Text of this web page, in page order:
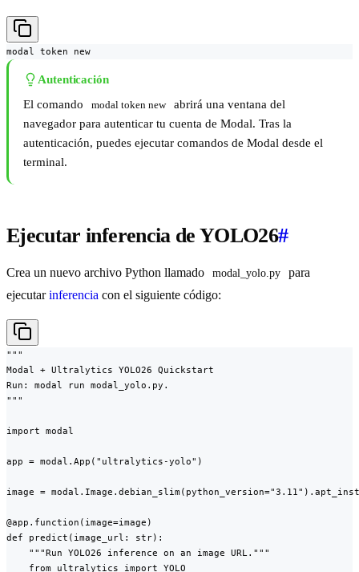
modal token new
Autenticación
El comando
modal token new
abrirá una ventana del
navegador para autenticar tu cuenta de Modal. Tras la
autenticación, puedes ejecutar comandos de Modal desde el
terminal.
Ejecutar inferencia de YOLO26#
Crea un nuevo archivo Python llamado modal_yolo.py
para
ejecutarinferencia con el siguiente código:
"""
Modal + Ultralytics YOLO26 Quickstart
Run: modal run modal_yolo.py.
"""
import modal
app = modal.App("ultralytics-yolo")
image =
@app.function(image=image)
def predict(image_url: str):
    """Run YOLO26 inference on an image URL."""
    from ultralytics import YOLO